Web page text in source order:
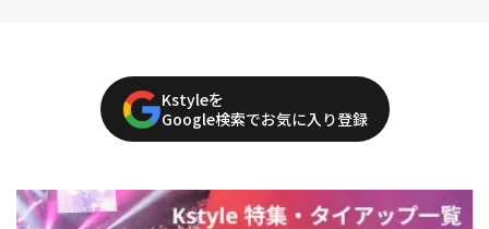
Kstyleを
Google検索でお気に入り登録